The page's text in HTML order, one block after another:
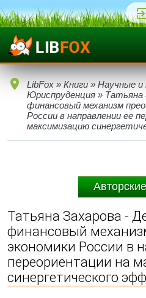
LibFox » Книги » Научные и
Юриспруденция » Татьяна
финансовый механизм
России в направлении ее
максимизацию
Татьяна Захарова -
финансовый
экономики России в
переориентации на
синергетического